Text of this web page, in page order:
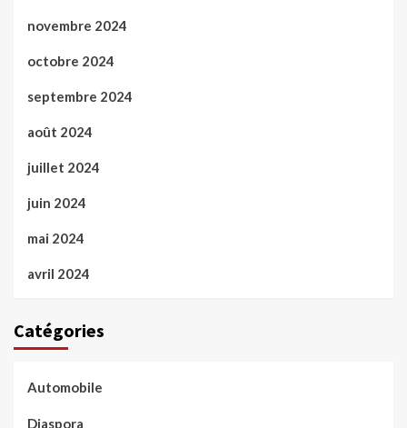
novembre 2024
octobre 2024
septembre 2024
août 2024
juillet 2024
juin 2024
mai 2024
avril 2024
Catégories
Automobile
Diaspora